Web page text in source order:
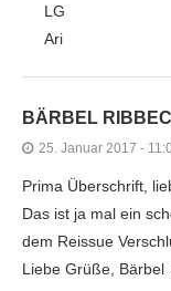
LG
Ari
BÄRBEL
25. Januar 2017 -
Prima Überschrift,
Das ist ja mal ein
dem Reissue
Liebe Grüße, Bärbel